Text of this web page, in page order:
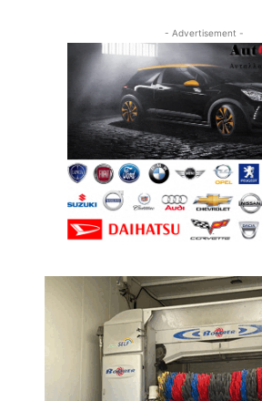
- Advertisement -